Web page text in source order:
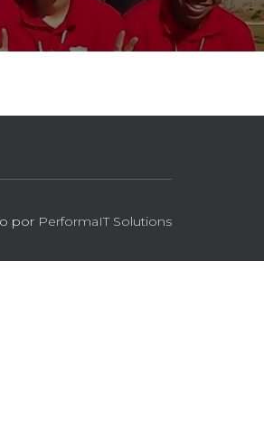
por PerformaIT Solutions